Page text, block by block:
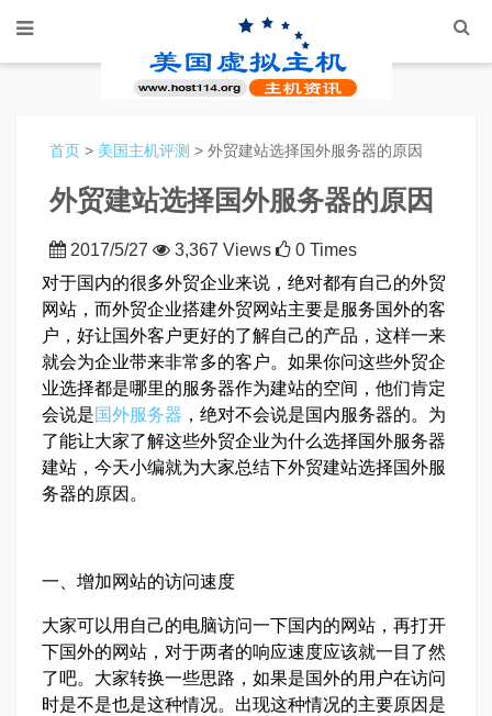
首页 > 美国主机评测 > 外贸建站选择国外服务器的原因
外贸建站选择国外服务器的原因
2017/5/27 3,367 Views
0 Times
对于国内的很多外贸企业来说，绝对都有自己的外贸
网站，而外贸企业搭建外贸网站主要是服务国外的客
户，好让国外客户更好的了解自己的产品，这样一来
就会为企业带来非常多的客户。如果你问这些外贸企
业选择都是哪里的服务器作为建站的空间，他们肯定
会说是国外服务器 ，绝对不会说是国内服务器的。为
了能让大家了解这些外贸企业为什么选择国外服务器
建站，今天小编就为大家总结下外贸建站选择国外服
务器的原因。
一、增加网站的访问速度
大家可以用自己的电脑访问一下国内的网站，再打开
下国外的网站，对于两者的响应速度应该就一目了然
了吧。大家转换一些思路，如果是国外的用户在访问
时是不是也是这种情况。出现这种情况的主要原因是